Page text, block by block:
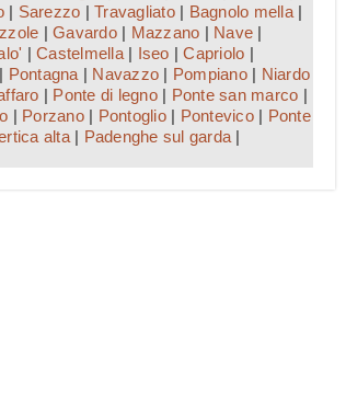
| Sarezzo | Travagliato| Bagnolo mella|
| Gavardo| Mazzano | Nave |
| Castelmella| Iseo |Capriolo |
Pontagna | Navazzo | Pompiano| Niardo
| Ponte di legno| Ponte san marco |
| Porzano| Pontoglio| Pontevico| Ponte
alta| Padenghe sul garda |